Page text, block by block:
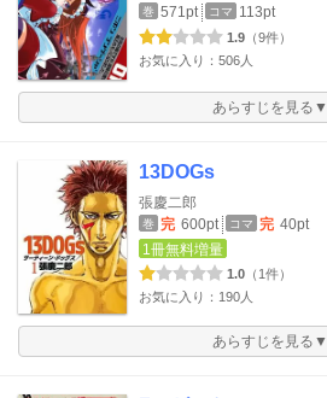
巻 571pt コマ 113pt
1.9 （9件）
お気に入り：506人
あらすじを見る▼
13DOGs
張慶二郎
巻 完 600pt コマ 完 40pt
1冊無料増量
1.0 （1件）
お気に入り：190人
あらすじを見る▼